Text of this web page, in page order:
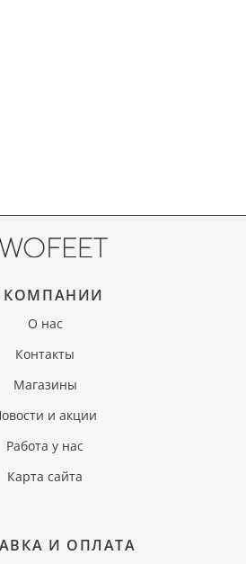
КОМПАНИИ
О нас
Контакты
Магазины
и акции
Работа у нас
Карта сайта
И ОПЛАТА